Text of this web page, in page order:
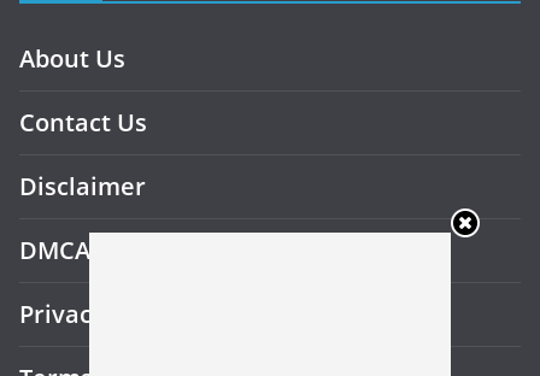
About Us
Contact Us
Disclaimer
DMCA
Privacy Policy